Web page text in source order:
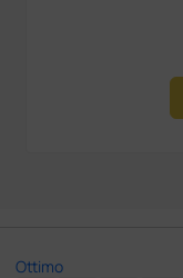
Ottimo